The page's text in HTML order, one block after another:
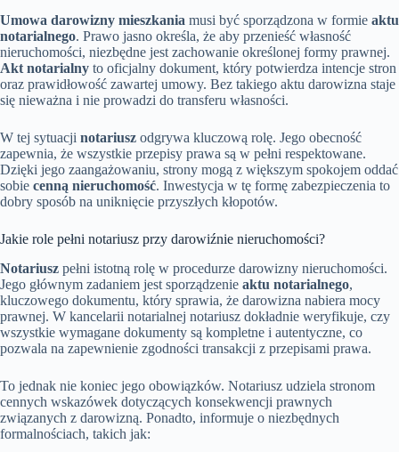
Umowa darowizny mieszkania musi być sporządzona w formie aktu
notarialnego. Prawo jasno określa, że aby przenieść własność
nieruchomości, niezbędne jest zachowanie określonej formy prawnej.
Akt notarialny to oficjalny dokument, który potwierdza intencje stron
oraz prawidłowość zawartej umowy. Bez takiego aktu darowizna staje
się nieważna i nie prowadzi do transferu własności.
W tej sytuacji notariusz odgrywa kluczową rolę. Jego obecność
zapewnia, że wszystkie przepisy prawa są w pełni respektowane.
Dzięki jego zaangażowaniu, strony mogą z większym spokojem oddać
sobie cenną nieruchomość. Inwestycja w tę formę zabezpieczenia to
dobry sposób na uniknięcie przyszłych kłopotów.
Jakie role pełni notariusz przy darowiźnie nieruchomości?
Notariusz pełni istotną rolę w procedurze darowizny nieruchomości.
Jego głównym zadaniem jest sporządzenie aktu notarialnego,
kluczowego dokumentu, który sprawia, że darowizna nabiera mocy
prawnej. W kancelarii notarialnej notariusz dokładnie weryfikuje, czy
wszystkie wymagane dokumenty są kompletne i autentyczne, co
pozwala na zapewnienie zgodności transakcji z przepisami prawa.
To jednak nie koniec jego obowiązków. Notariusz udziela stronom
cennych wskazówek dotyczących konsekwencji prawnych
związanych z darowizną. Ponadto, informuje o niezbędnych
formalnościach, takich jak: